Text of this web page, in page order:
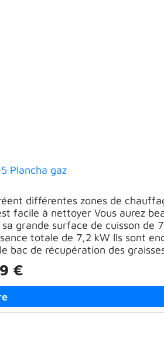
Plancha gaz
différentes zones de
facile à nettoyer Vous aurez
grande surface de cuisson de
totale de 7,2 kW Ils sont
bac de récupération des
€